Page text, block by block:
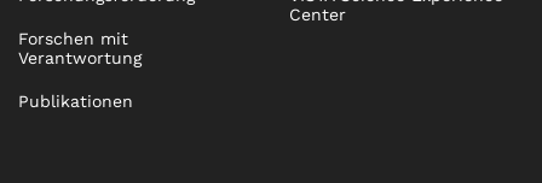
Forschen mit
Verantwortung
Publikationen
Center